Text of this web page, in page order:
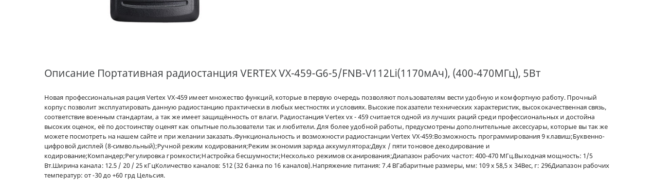
Описание Портативная радиостанция VERTEX VX-459-G6-5/FNB-V112Li(1170мАч), (400-470МГц), 5Вт
Новая профессиональная рация Vertex VX-459 имеет множество функций, которые в первую очередь позволяют пользователям вести удобную и комфортную работу. Прочный
корпус позволит эксплуатировать данную радиостанцию практически в любых местностях и условиях. Высокие показатели технических характеристик, высококачественная связь,
соответствие военным стандартам, а так же имеет защищённость от влаги. Радиостанция Vertex vx - 459 считается одной из лучших раций среди профессиональных и достойна
высоких оценок, её по достоинству оценят как опытные пользователи так и любители. Для более удобной работы, предусмотрены дополнительные аксессуары, которые вы так же
можете посмотреть на нашем сайте и при желании заказать.Функциональность и возможности радиостанции Vertex VX-459:Возможность программирования 9 клавиш;Буквенно-
цифровой дисплей (8-символьный);Ручной режим кодирования;Режим экономия заряда аккумулятора;Двух / пяти тоновое декодирование и
кодирование;Компандер;Регулировка громкости;Настройка бесшумности;Несколько режимов сканирования;Диапазон рабочих частот: 400-470 МГц.Выходная мощность: 1/5
Вт.Ширина канала: 12.5 / 20 / 25 кГцКоличество каналов: 512 (32 банка по 16 каналов).Напряжение питания: 7.4 ВГабаритные размеры, мм: 109 х 58,5 х 34Вес, г: 296Диапазон рабочих
температур: от -30 до +60 грд Цельсия.